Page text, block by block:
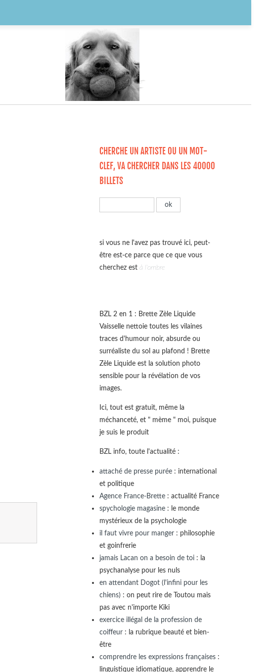
CHERCHE UN ARTISTE OU UN MOT-
CLEF, VA CHERCHER DANS LES 40000
BILLETS
si vous ne l'avez pas trouvé ici, peut-
être est-ce parce que ce que vous
cherchez està l'ombre
BZL 2 en 1 : Brette Zèle Liquide
Vaisselle nettoie toutes les vilaines
traces d'humour noir, absurde ou
surréaliste du sol au plafond ! Brette
Zèle Liquide est la solution photo
sensible pour la révélation de vos
images.
Ici, tout est gratuit, même la
méchanceté, et " mème " moi, puisque
je suis le produit
BZL info, toute l'actualité :
attaché de presse purée : international
et politique
Agence France-Brette : actualité France
spychologie magasine : le monde
mystérieux de la psychologie
il faut vivre pour manger : philosophie
et goinfrerie
jamais Lacan on a besoin de toi : la
psychanalyse pour les nuls
en attendant Dogot (l'infini pour les
chiens) : on peut rire de Toutou mais
pas avec n'importe Kiki
exercice illégal de la profession de
coiffeur : la rubrique beauté et bien-
être
comprendre les expressions françaises :
linguistique idiomatique, apprendre le